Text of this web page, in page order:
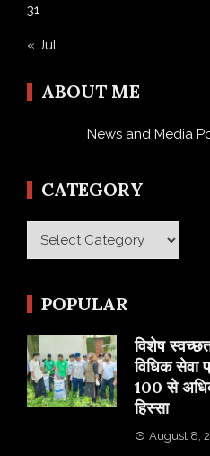
31
« Jul
ABOUT ME
News and Media
CATEGORY
Category
POPULAR
विशेष
विधिक सेवा
100 से
हिस्सा
August 8,